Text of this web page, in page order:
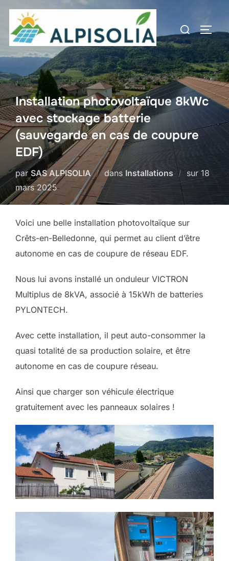
Aller
contenu
Rechercher :
Installation photovoltaïque 8kWc
avec stockage batterie
(sauvegarde en cas de coupure
EDF)
parSAS ALPISOLIA dans Installations sur Publié
le
18
mars 2025
Voici une belle installation photovoltaïque sur
Crêts-en-Belledonne, qui permet au client d’être
autonome en cas de coupure de réseau EDF.
Nous lui avons installé un onduleur VICTRON
Multiplus de 8kVA, associé à 15kWh de batteries
PYLONTECH.
Avec cette installation, il peut auto-consommer la
quasi totalité de sa production solaire, et être
autonome en cas de coupure réseau.
Ainsi que charger son véhicule électrique
gratuitement avec les panneaux solaires !